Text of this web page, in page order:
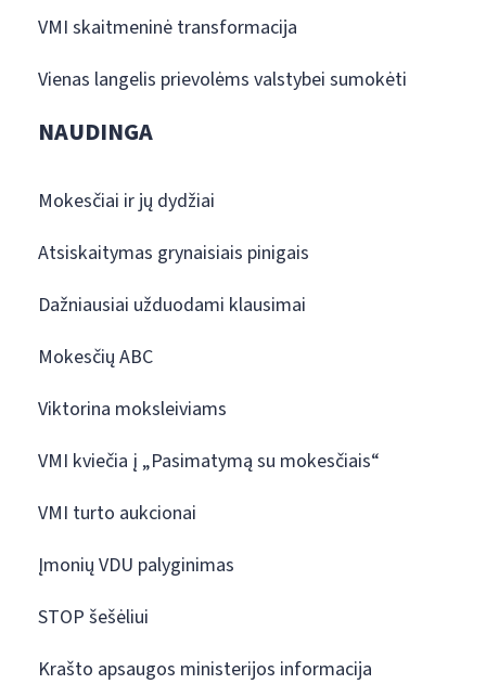
VMI skaitmeninė transformacija
Vienas langelis prievolėms valstybei sumokėti
NAUDINGA
Mokesčiai ir jų dydžiai
Atsiskaitymas grynaisiais pinigais
Dažniausiai užduodami klausimai
Mokesčių ABC
Viktorina moksleiviams
VMI kviečia į „Pasimatymą su mokesčiais“
VMI turto aukcionai
Įmonių VDU palyginimas
STOP šešėliui
Krašto apsaugos ministerijos informacija